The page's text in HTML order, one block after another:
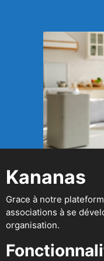
Kananas
Grace à notre
associations à se
organisation.